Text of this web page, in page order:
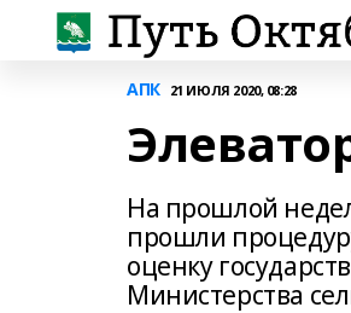
АПК 21 ИЮЛЯ 2020, 08:28
На прошлой
прошли
оценку
Министерства